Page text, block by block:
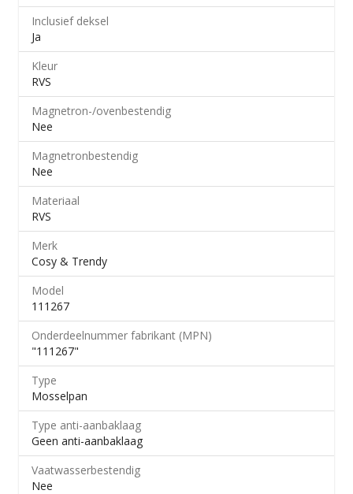
Inclusief deksel
Ja
Kleur
RVS
Magnetron-/​ovenbestendig
Nee
Magnetronbestendig
Nee
Materiaal
RVS
Merk
Cosy & Trendy
Model
111267
Onderdeelnummer fabrikant (MPN)
"111267"
Type
Mosselpan
Type anti-aanbaklaag
Geen anti-aanbaklaag
Vaatwasserbestendig
Nee